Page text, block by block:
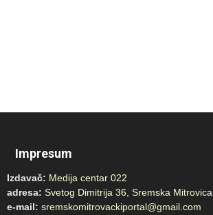
Impresum
Izdavač: Medija centar 022
adresa: Svetog Dimitrija 36, Sremska Mitrovica
e-mail: sremskomitrovackiportal@gmail.com